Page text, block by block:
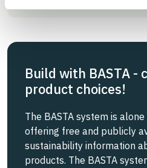
Build with BASTA -
product choices!
The BASTA system is
offering free and publicly
sustainability information
products. The BASTA